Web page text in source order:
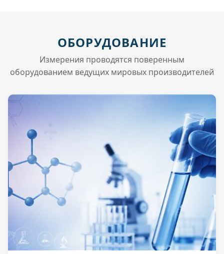
ОБОРУДОВАНИЕ
Измерения проводятся поверенным
оборудованием ведущих мировых производителей